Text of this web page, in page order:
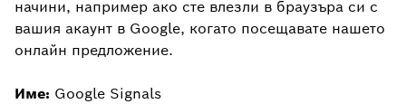
начини, например ако сте влезли в браузъра си с
вашия акаунт в Google, когато посещавате нашето
онлайн предложение.
Име: Google Signals